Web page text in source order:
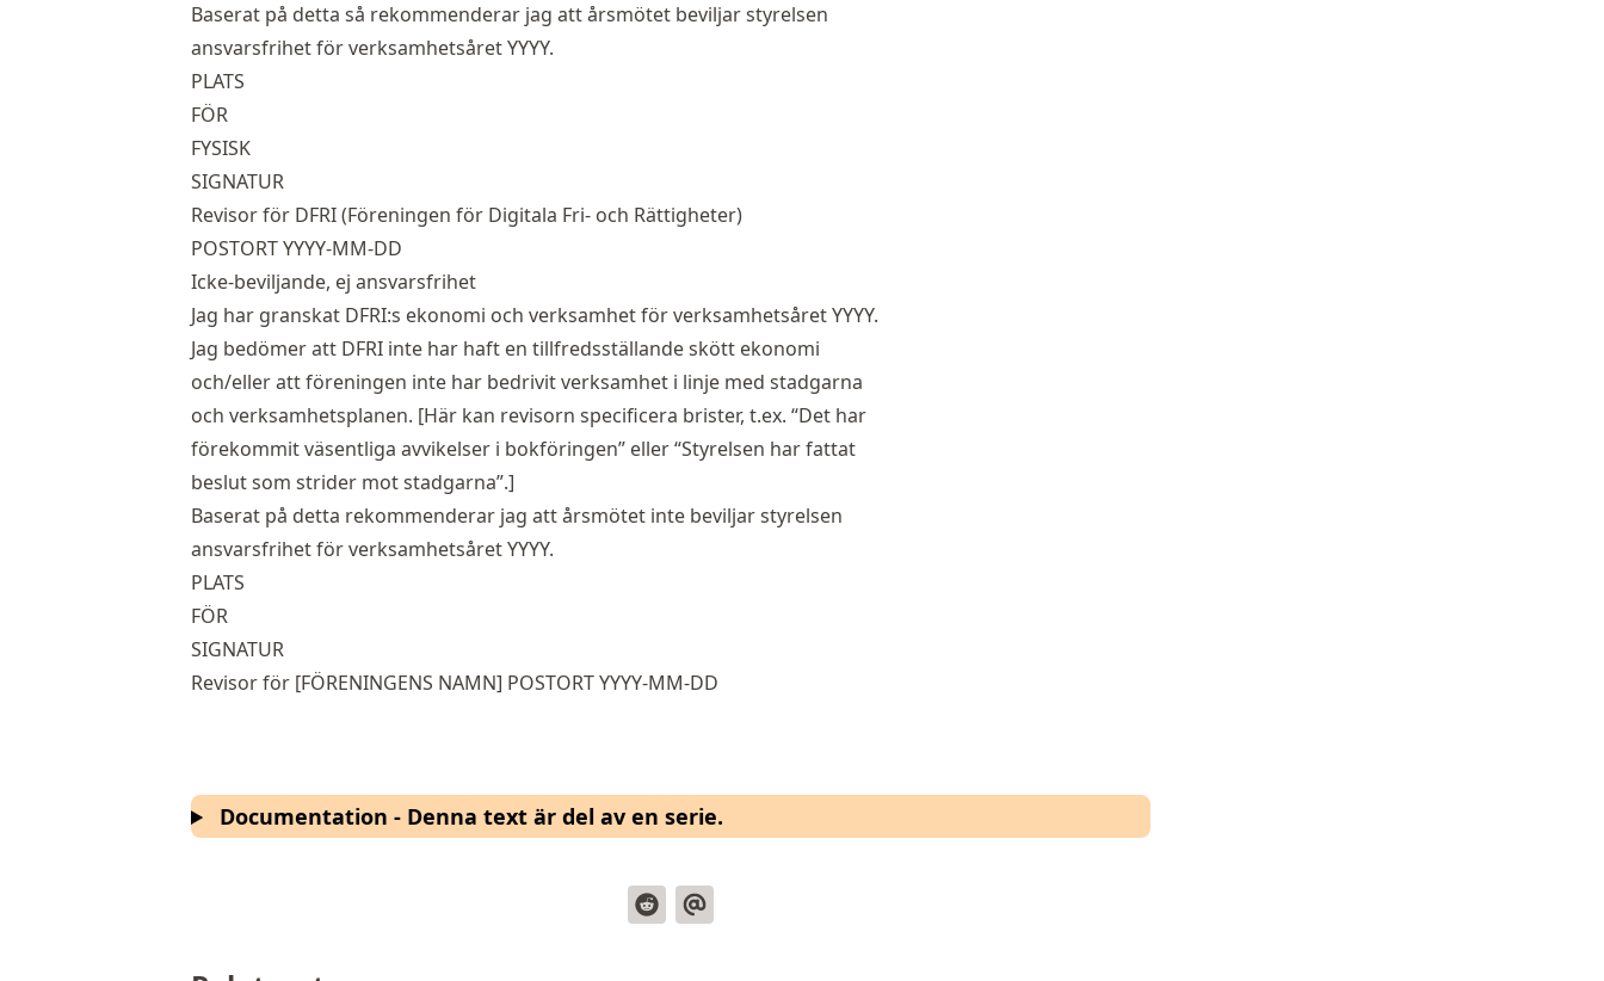
Baserat på detta så rekommenderar jag att årsmötet beviljar styrelsen
ansvarsfrihet för verksamhetsåret YYYY.
PLATS
FÖR
FYSISK
SIGNATUR
Revisor för DFRI (Föreningen för Digitala Fri- och Rättigheter)
POSTORT YYYY-MM-DD
Icke-beviljande, ej ansvarsfrihet
Jag har granskat DFRI:s ekonomi och verksamhet för verksamhetsåret YYYY.
Jag bedömer att DFRI inte har haft en tillfredsställande skött ekonomi
och/eller att föreningen inte har bedrivit verksamhet i linje med stadgarna
och verksamhetsplanen. [Här kan revisorn specificera brister, t.ex. “Det har
förekommit väsentliga avvikelser i bokföringen” eller “Styrelsen har fattat
beslut som strider mot stadgarna”.]
Baserat på detta rekommenderar jag att årsmötet inte beviljar styrelsen
ansvarsfrihet för verksamhetsåret YYYY.
PLATS
FÖR
SIGNATUR
Revisor för [FÖRENINGENS NAMN] POSTORT YYYY-MM-DD
Documentation - Denna text är del av en serie.